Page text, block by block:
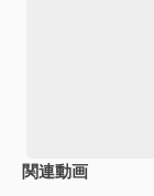
関連動画